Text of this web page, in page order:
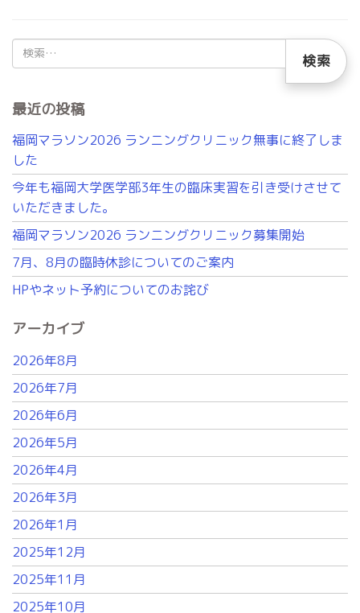
検
索:
最近の投稿
福岡マラソン2026 ランニングクリニック無事に終了しま
した
今年も福岡大学医学部3年生の臨床実習を引き受けさせて
いただきました。
福岡マラソン2026 ランニングクリニック募集開始
7月、8月の臨時休診についてのご案内
HPやネット予約についてのお詫び
アーカイブ
2026年8月
2026年7月
2026年6月
2026年5月
2026年4月
2026年3月
2026年1月
2025年12月
2025年11月
2025年10月